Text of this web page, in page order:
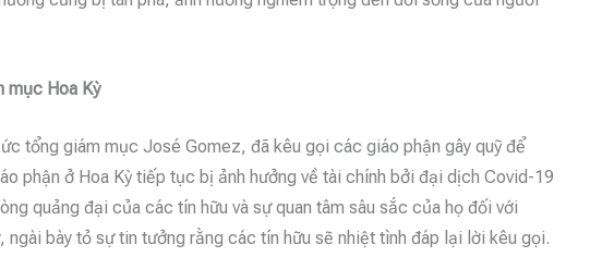
mục Hoa Kỳ
tổng giám mục José Gomez, đã kêu gọi các giáo phận gây quỹ để
phận ở Hoa Kỳ tiếp tục bị ảnh hưởng về tài chính bởi đại dịch Covid-19
quảng đại của các tín hữu và sự quan tâm sâu sắc của họ đối với
ngài bày tỏ sự tin tưởng rằng các tín hữu sẽ nhiệt tình đáp lại lời kêu gọi.